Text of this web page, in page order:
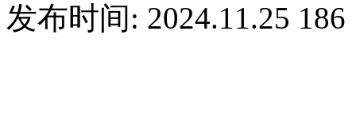
发布时间: 2024.11.25 186